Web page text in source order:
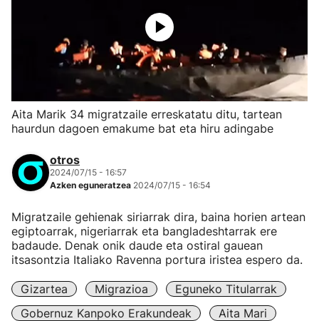
Aita Marik 34 migratzaile erreskatatu ditu, tartean
haurdun dagoen emakume bat eta hiru adingabe
otros
2024/07/15 - 16:57
Azken eguneratzea 2024/07/15 - 16:54
Migratzaile gehienak siriarrak dira, baina horien artean
egiptoarrak, nigeriarrak eta bangladeshtarrak ere
badaude. Denak onik daude eta ostiral gauean
itsasontzia Italiako Ravenna portura iristea espero da.
Gizartea Migrazioa
Eguneko Titularrak
Gobernuz Kanpoko Erakundeak
Aita Mari